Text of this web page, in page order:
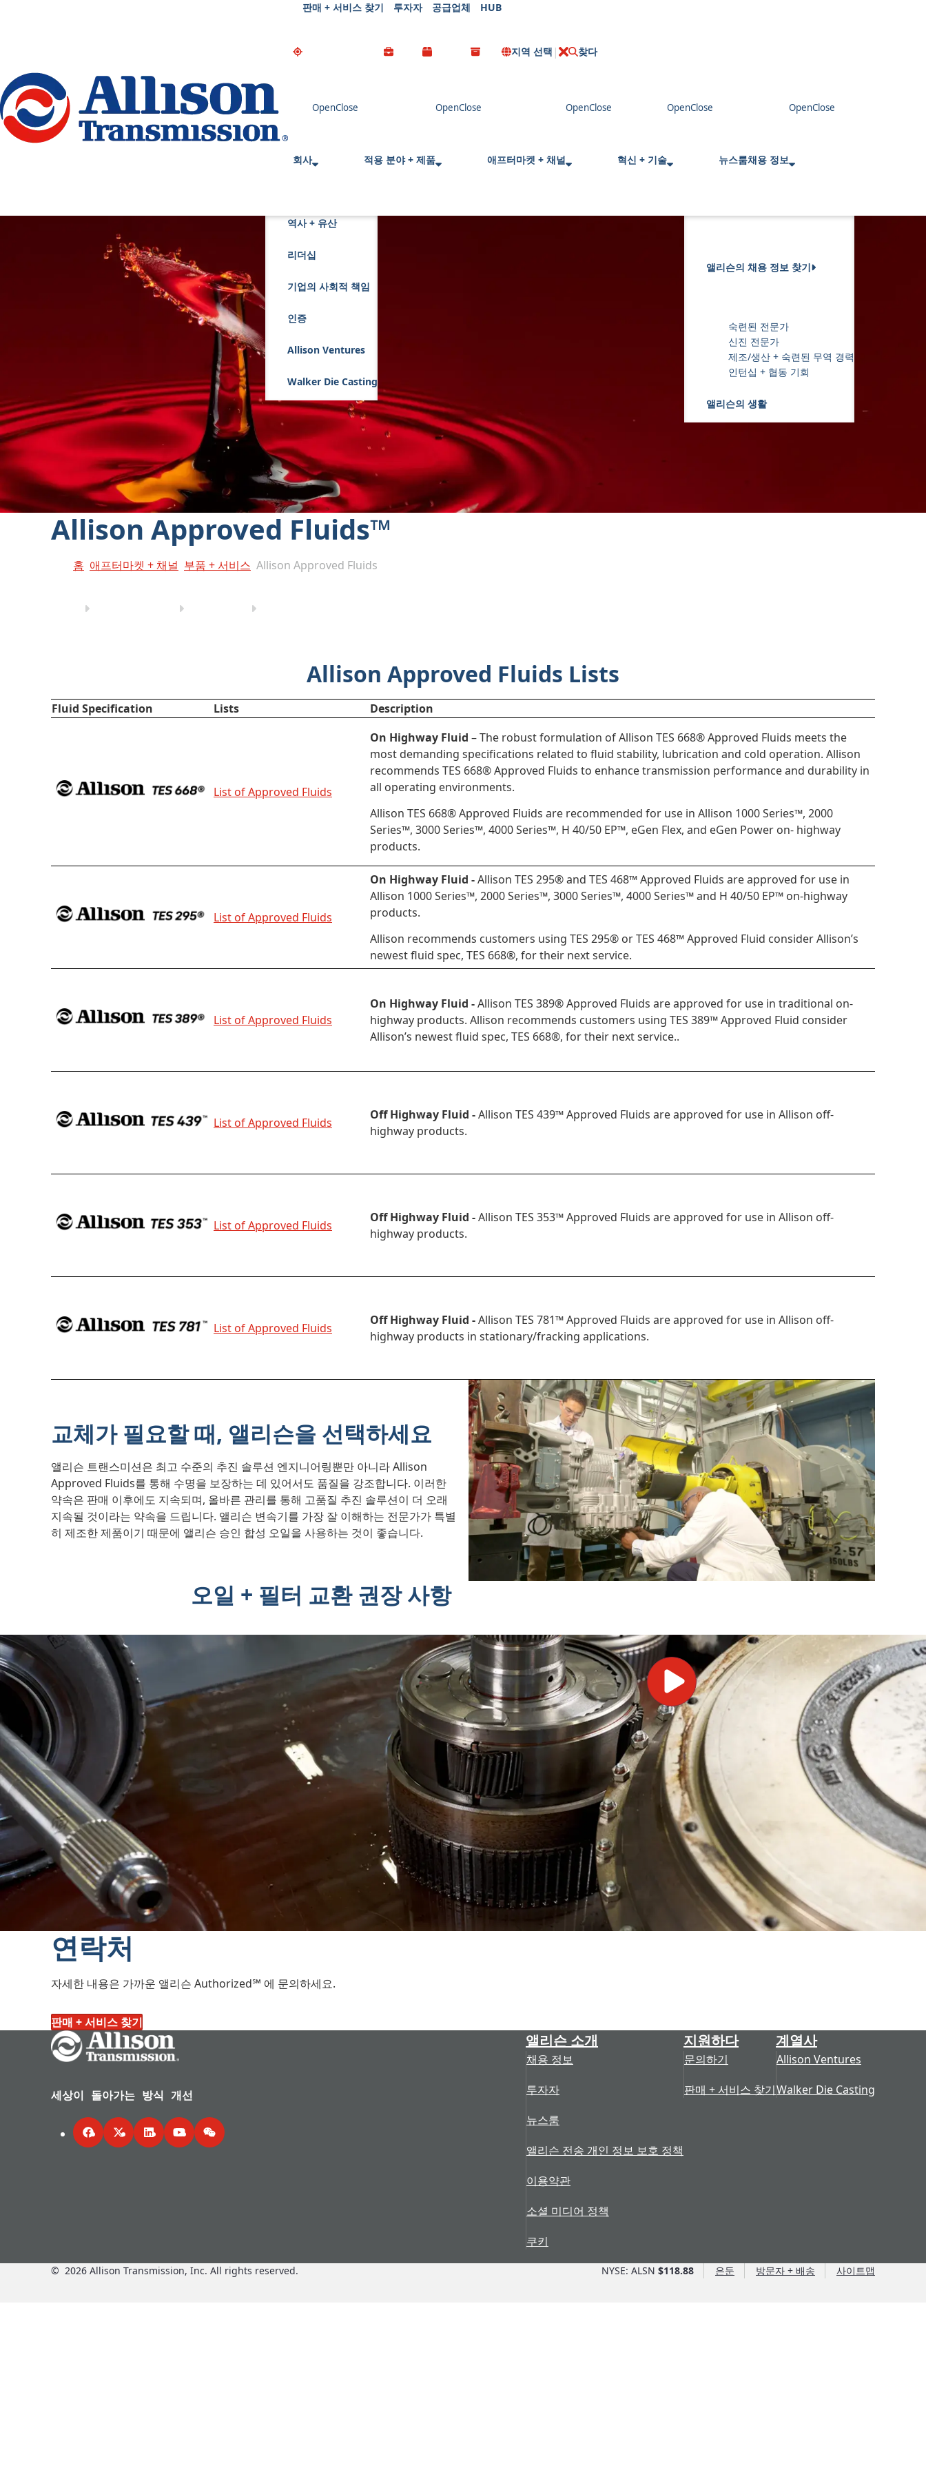
Go Home
판매 + 서비스 찾기 투자자 공급업체 HUB
지역 선택 찾다
s
회사
역사 + 유산
리더십
기업의 사회적 책임
인증
Allison Ventures
Walker Die Casting
적용 분야 + 제품 애프터마켓 + 채널 혁신 + 기술 뉴스룸채용 정보
앨리슨의 채용 정보 찾기
숙련된 전문가
신진 전문가
제조/생산 + 숙련된 무역 경력
인턴십 + 협동 기회
앨리슨의 생활
‎Allison Approved Fluids™
홈 애프터마켓 + 채널 부품 + 서비스 Allison Approved Fluids
Allison Approved Fluids Lists
Fluid Specification Lists Description
List of Approved Fluids
On Highway Fluid – The robust formulation of Allison TES 668® Approved Fluids meets the
most demanding specifications related to fluid stability, lubrication and cold operation. Allison
recommends TES 668® Approved Fluids to enhance transmission performance and durability in
all operating environments.
Allison TES 668® Approved Fluids are recommended for use in Allison 1000 Series™, 2000
Series™, 3000 Series™, 4000 Series™, H 40/50 EP™, eGen Flex, and eGen Power on- highway
products.
List of Approved Fluids
On Highway Fluid -Allison TES 295® and TES 468™ Approved Fluids are approved for use in
Allison 1000 Series™, 2000 Series™, 3000 Series™, 4000 Series™ and H 40/50 EP™ on-highway
products.
Allison recommends customers using TES 295® or TES 468™ Approved Fluid consider Allison’s
newest fluid spec, TES 668®, for their next service.
List of Approved Fluids
On Highway Fluid -Allison TES 389® Approved Fluids are approved for use in traditional on-
highway products. Allison recommends customers using TES 389™ Approved Fluid consider
Allison’s newest fluid spec, TES 668®, for their next service..
List of Approved Fluids
Off Highway Fluid -Allison TES 439™ Approved Fluids are approved for use in Allison off-
highway products.
List of Approved Fluids
Off Highway Fluid -Allison TES 353™ Approved Fluids are approved for use in Allison off-
highway products.
List of Approved Fluids
Off Highway Fluid -Allison TES 781™ Approved Fluids are approved for use in Allison off-
highway products in stationary/fracking applications.
교체가 필요할 때, 앨리슨을 선택하세요
앨리슨 트랜스미션은 최고 수준의 추진 솔루션 엔지니어링뿐만 아니라 Allison
Approved Fluids를 통해 수명을 보장하는 데 있어서도 품질을 강조합니다. 이러한
약속은 판매 이후에도 지속되며, 올바른 관리를 통해 고품질 추진 솔루션이 더 오래
지속될 것이라는 약속을 드립니다. 앨리슨 변속기를 가장 잘 이해하는 전문가가 특별
히 제조한 제품이기 때문에 앨리슨 승인 합성 오일을 사용하는 것이 좋습니다.
오일 + 필터 교환 권장 사항
연락처
자세한 내용은 가까운 앨리슨 Authorized℠ 에 문의하세요.
판매 + 서비스 찾기
Go Home
세상이 돌아가는 방식 개선
FacebookTwitterLinkedInYouTubeWeChat
앨리슨 소개
채용 정보
투자자
뉴스룸
앨리슨 전송 개인 정보 보호 정책
이용약관
소셜 미디어 정책
쿠키
지원하다
문의하기
판매 + 서비스 찾기
계열사
Allison Ventures
Walker Die Casting
© 2026 Allison Transmission, Inc. All rights reserved. NYSE: ALSN $118.88 은둔 방문자 + 배송 사이트맵